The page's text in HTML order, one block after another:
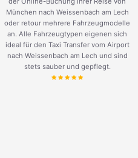
München nach Weissenbach am Lech
oder retour mehrere Fahrzeugmodelle
an. Alle Fahrzeugtypen eigenen sich
ideal für den Taxi Transfer vom Airport
nach Weissenbach am Lech und sind
stets sauber und gepflegt.